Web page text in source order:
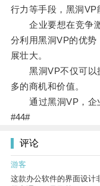
行力等手段，黑洞VP
企业要想在竞争激
分利用黑洞VP的优
展壮大。
黑洞VP不仅可以
多的商机和价值。
通过黑洞VP，企业
#44#
评论
游客
这款办公软件的界面设计